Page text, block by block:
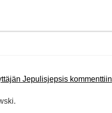
Jepulisjepsis kommenttiin